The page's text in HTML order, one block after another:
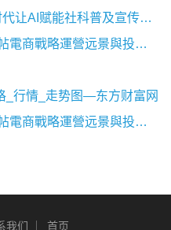
理论研究 张妙波：拥抱新时代让AI赋能社科普及宣传及场景应用创新
2016-2021年中國電腦刻字帖電商戰略運營远景與投資战略咨詢報告
_行情_走势图—东方财富网
2016-2021年中國電腦刻字帖電商戰略運營远景與投資战略咨詢報告
我们 首页